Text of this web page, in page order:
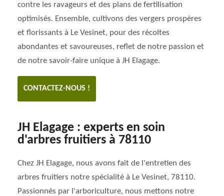
contre les ravageurs et des plans de fertilisation
optimisés. Ensemble, cultivons des vergers prospères
et florissants à Le Vesinet, pour des récoltes
abondantes et savoureuses, reflet de notre passion et
de notre savoir-faire unique à JH Elagage.
CONTACTEZ-NOUS !
JH Elagage : experts en soin
d'arbres fruitiers à 78110
Chez JH Elagage, nous avons fait de l'entretien des
arbres fruitiers notre spécialité à Le Vesinet, 78110.
Passionnés par l'arboriculture, nous mettons notre